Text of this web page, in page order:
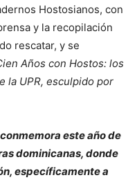
Hostosianos, con
y la recopilación
rescatar, y se
Años con Hostos: los
la UPR, esculpido por
este año de
dominicanas, donde
específicamente a